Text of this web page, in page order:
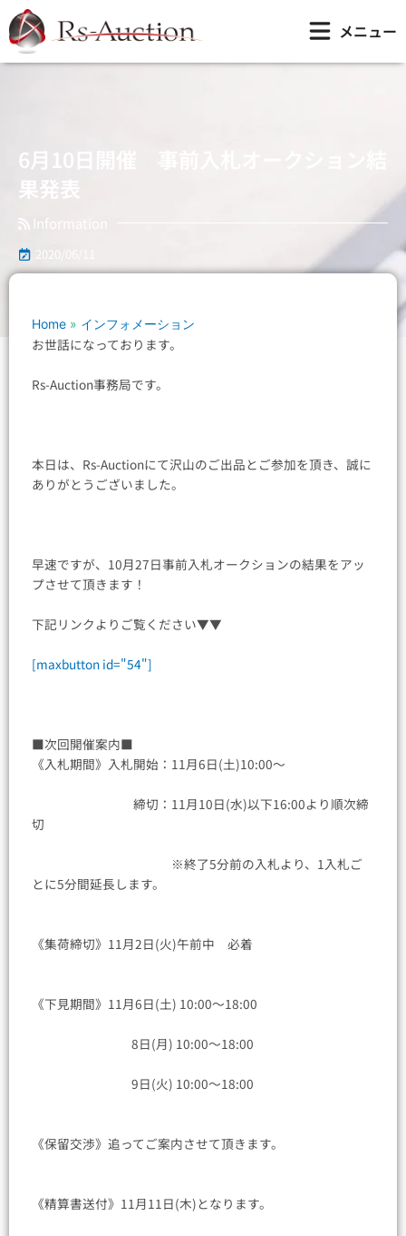
容
ス
メニュー
6月10日開催 事前入札オークション結果発表
6月10日開催 事前入札オークション結
果発表
Information
2020/06/11
Home » インフォメーション
お世話になっております。
Rs-Auction事務局です。
本日は、Rs-Auctionにて沢山のご出品とご参加を頂き、誠に
ありがとうございました。
早速ですが、10月27日事前入札オークションの結果をアッ
プさせて頂きます！
下記リンクよりご覧ください▼▼
[maxbutton id="54"]
■次回開催案内■
《入札期間》入札開始：11月6日(土)10:00〜
締切：11月10日(水)以下16:00より順次締
切
※終了5分前の入札より、1入札ご
とに5分間延長します。
《集荷締切》11月2日(火)午前中 必着
《下見期間》11月6日(土) 10:00〜18:00
8日(月) 10:00〜18:00
9日(火) 10:00〜18:00
《保留交渉》追ってご案内させて頂きます。
《精算書送付》11月11日(木)となります。